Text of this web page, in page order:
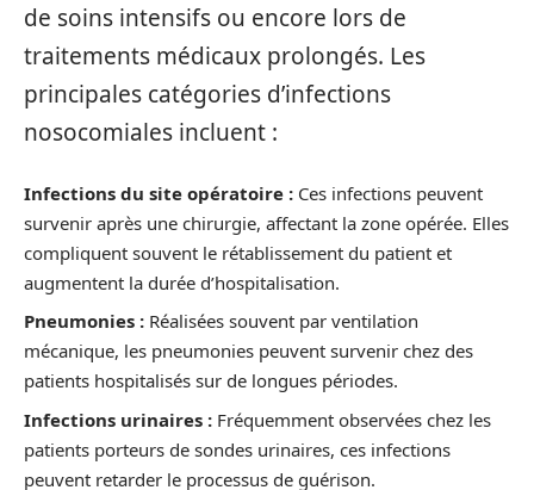
de soins intensifs ou encore lors de
traitements médicaux prolongés. Les
principales catégories d’infections
nosocomiales incluent :
Infections du site opératoire : Ces infections peuvent
survenir après une chirurgie, affectant la zone opérée. Elles
compliquent souvent le rétablissement du patient et
augmentent la durée d’hospitalisation.
Pneumonies : Réalisées souvent par ventilation
mécanique, les pneumonies peuvent survenir chez des
patients hospitalisés sur de longues périodes.
Infections urinaires : Fréquemment observées chez les
patients porteurs de sondes urinaires, ces infections
peuvent retarder le processus de guérison.